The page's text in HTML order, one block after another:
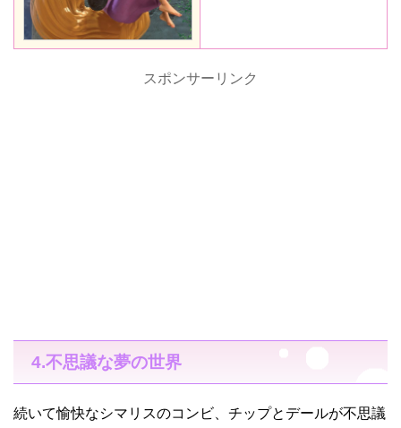
スポンサーリンク
4.不思議な夢の世界
続いて愉快なシマリスのコンビ、チップとデールが不思議